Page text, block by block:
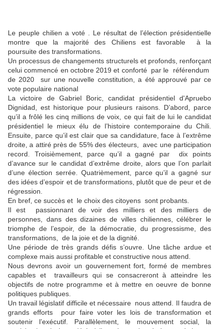
Le peuple chilien a voté . Le résultat de l’élection présidentielle
montre que la majorité des Chiliens est favorable à la
poursuite des transformations.
Un processus de changements structurels et profonds, renforçant
celui commencé en octobre 2019 et conforté par le référendum
de 2020 sur une nouvelle constitution, a été approuvé par ce
vote populaire national
La victoire de Gabriel Boric, candidat présidentiel d'Apruebo
Dignidad, est historique pour plusieurs raisons. D’abord, parce
qu’il a frôlé les cinq millions de voix, ce qui fait de lui le candidat
présidentiel le mieux élu de l’histoire contemporaine du Chili.
Ensuite, parce qu’il est clair que sa candidature, face à l’extrême
droite, a attiré près de 55% des électeurs, avec une participation
record. Troisièmement, parce qu’il a gagné par dix points
d’avance sur le candidat d’extrême droite, alors que l’on parlait
d’une élection serrée. Quatrièmement, parce qu’il a gagné sur
des idées d’espoir et de transformations, plutôt que de peur et de
régression.
En bref, ce succès et le choix des citoyens sont probants.
Il est passionnant de voir des milliers et des milliers de
personnes, dans des dizaines de villes chiliennes, célébrer le
triomphe de l’espoir, de la démocratie, du progressisme, des
transformations, de la joie et de la dignité.
Une période de très grands défis s’ouvre. Une tâche ardue et
complexe mais aussi profitable et constructive nous attend.
Nous devrons avoir un gouvernement fort, formé de membres
capables et travailleurs qui se consacreront à atteindre les
objectifs de notre programme et à mettre en oeuvre de bonne
politiques publiques.
Un travail législatif difficile et nécessaire nous attend. Il faudra de
grands efforts pour faire voter les lois de transformation et
soutenir l’exécutif. Parallèlement, le mouvement social, la